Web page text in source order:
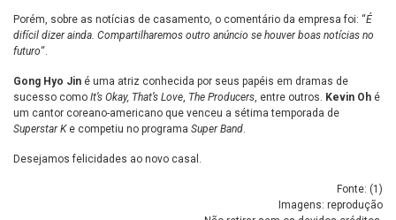
Porém, sobre as notícias de casamento, o comentário da empresa foi: “É
difícil dizer ainda. Compartilharemos outro anúncio se houver boas notícias no
futuro“.
Gong Hyo Jin é uma atriz conhecida por seus papéis em dramas de
sucesso como It’s Okay, That’s Love The Producers , entre outros. Kevin Oh é
um cantor coreano-americano que venceu a sétima temporada de
Superstar Ke competiu no programa Super Band
Desejamos felicidades ao novo casal.
Fonte: (1 )
Imagens: reprodução